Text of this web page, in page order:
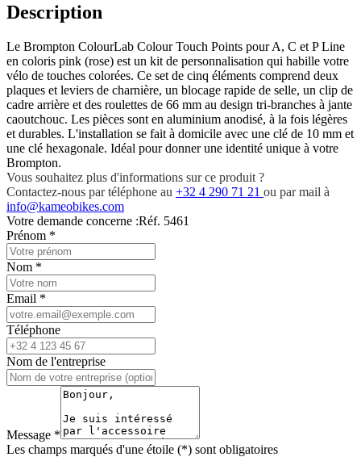
Description
Le Brompton ColourLab Colour Touch Points pour A, C et P Line
en coloris pink (rose) est un kit de personnalisation qui habille votre
vélo de touches colorées. Ce set de cinq éléments comprend deux
plaques et leviers de charnière, un blocage rapide de selle, un clip de
cadre arrière et des roulettes de 66 mm au design tri-branches à jante
caoutchouc. Les pièces sont en aluminium anodisé, à la fois légères
et durables. L'installation se fait à domicile avec une clé de 10 mm et
une clé hexagonale. Idéal pour donner une identité unique à votre
Brompton.
Vous souhaitez plus d'informations sur ce produit ?
Contactez-nous par téléphone au +32 4 290 71 21 ou par mail à
info@kameobikes.com
Votre demande concerne :Réf. 5461
Prénom *
Nom *
Email *
Téléphone
Nom de l'entreprise
Message *
Les champs marqués d'une étoile (*) sont obligatoires